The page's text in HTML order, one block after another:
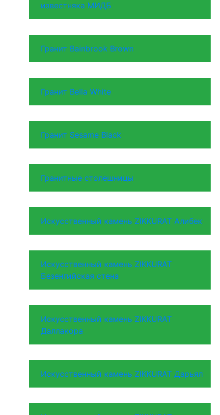
известняка МИДБ
Гранит Bainbrook Brown
Гранит Bella White
Гранит Sesame Black
Гранитные столешницы
Искусственный камень ZIKKURAT Алибек
Искусственный камень ZIKKURAT
Безенгийская стена
Искусственный камень ZIKKURAT
Даллакора
Искусственный камень ZIKKURAT Дарьял